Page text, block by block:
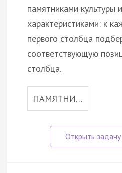
памятниками культуры
характеристиками: к
первого столбца
соответствующую
столбца.
ПАМЯТНИ…